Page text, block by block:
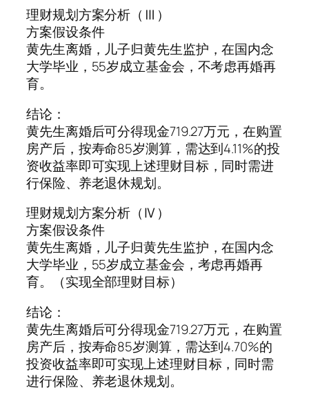
理财规划方案分析（Ⅲ）
方案假设条件
黄先生离婚，儿子归黄先生监护，在国内念
大学毕业，55岁成立基金会，不考虑再婚再
育。
结论：
黄先生离婚后可分得现金719.27万元，在购置
房产后，按寿命85岁测算，需达到4.11%的投
资收益率即可实现上述理财目标，同时需进
行保险、养老退休规划。
理财规划方案分析（Ⅳ）
方案假设条件
黄先生离婚，儿子归黄先生监护，在国内念
大学毕业，55岁成立基金会，考虑再婚再
育。（实现全部理财目标）
结论：
黄先生离婚后可分得现金719.27万元，在购置
房产后，按寿命85岁测算，需达到4.70%的
投资收益率即可实现上述理财目标，同时需
进行保险、养老退休规划。